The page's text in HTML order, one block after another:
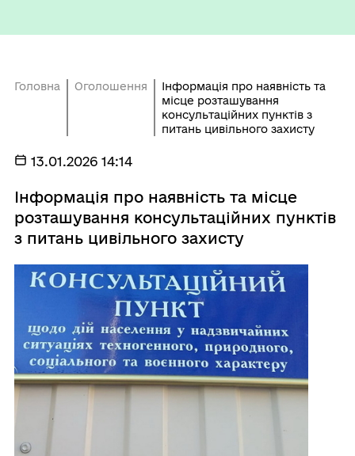
Головна Оголошення
Інформація про наявність та
місце розташування
консультаційних пунктів з
питань цивільного захисту
13.01.2026 14:14
Інформація про наявність та місце
розташування консультаційних пунктів
з питань цивільного захисту